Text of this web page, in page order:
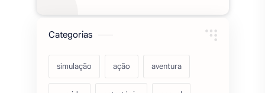
acarde esportes filmes
mundo aberto sobrevivência